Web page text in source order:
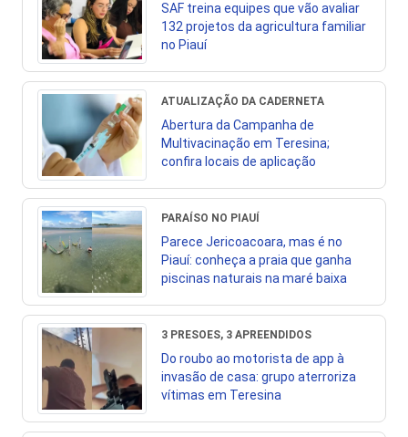
SAF treina equipes que vão avaliar
132 projetos da agricultura familiar
no Piauí
ATUALIZAÇÃO DA CADERNETA
Abertura da Campanha de
Multivacinação em Teresina;
confira locais de aplicação
PARAÍSO NO PIAUÍ
Parece Jericoacoara, mas é no
Piauí: conheça a praia que ganha
piscinas naturais na maré baixa
3 PRESOES, 3 APREENDIDOS
Do roubo ao motorista de app à
invasão de casa: grupo aterroriza
vítimas em Teresina